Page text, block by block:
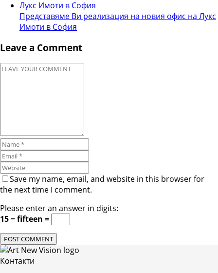
Представяме Ви реализация на новия офис на Лукс
Имоти в София
Leave a Comment
Save my name, email, and website in this browser for
the next time I comment.
Please enter an answer in digits:
15 − fifteen =
Контакти